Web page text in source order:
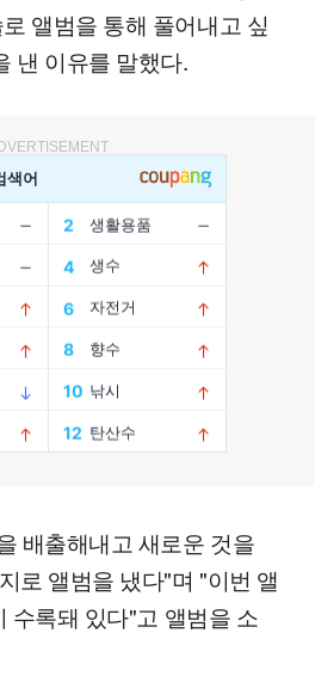
앨범을 통해 풀어내고 싶
낸 이유를 말했다.
배출해내고 새로운 것을
로 앨범을 냈다"며 "이번 앨
수록돼 있다"고 앨범을 소